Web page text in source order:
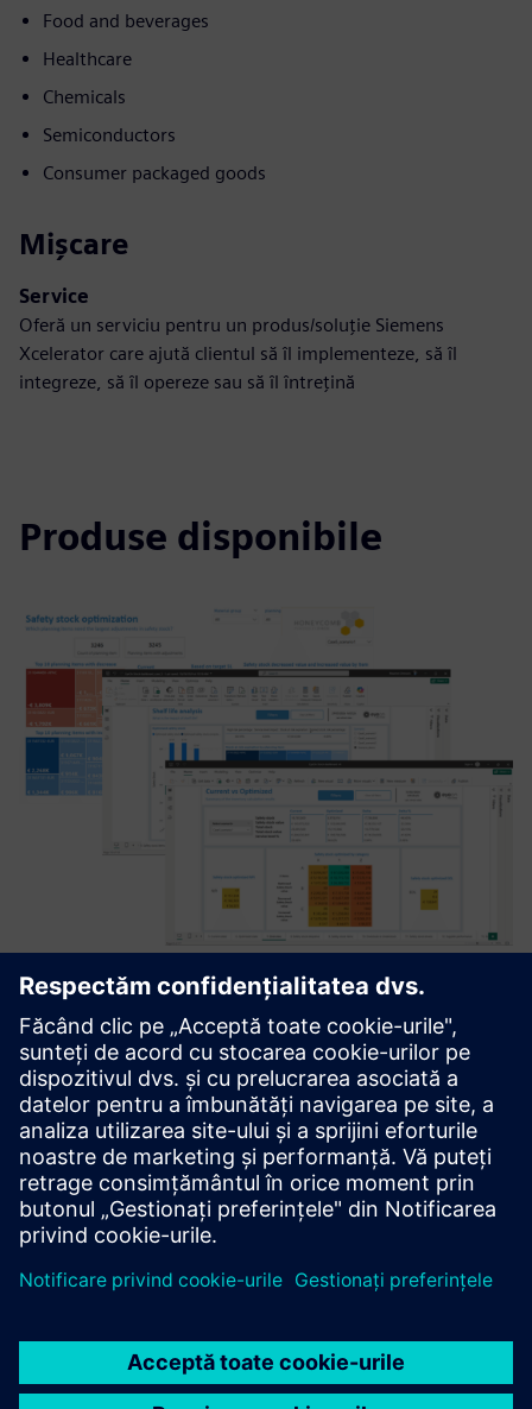
Food and beverages
Healthcare
Chemicals
Semiconductors
Consumer packaged goods
Mișcare
Service
Oferă un serviciu pentru un produs/soluție Siemens
Xcelerator care ajută clientul să îl implementeze, să îl
integreze, să îl opereze sau să îl întrețină
Produse disponibile
Honeycomb Stock: Inventory
Optimization and Intelligence
Optimizarea inventarului bazată pe AI pentru companiile
mari și mici - reduce stocurile, se integrează cu ERP/APS și
oferă configurare rapidă, utilizare perfectă și informații
imediate, acționabile prin Honeycomb.
Aflați mai multe